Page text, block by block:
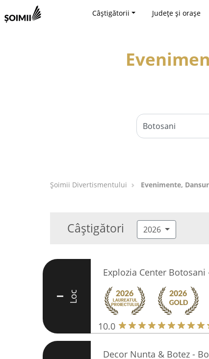
Câștigătorii Județe și orașe
Şoimii Divertismentului Evenimente,
Câștigători 2026
I Loc
Explozia Center
10.0
Decor Nunta & Botez -